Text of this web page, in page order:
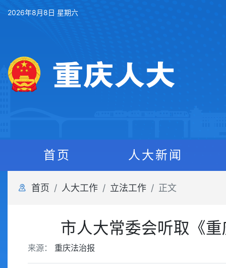
2026年8月8日 星期六
首页 人大新闻
首页 人大工作 立法工作 正文
市人大常委会听取《
来源： 重庆法治报